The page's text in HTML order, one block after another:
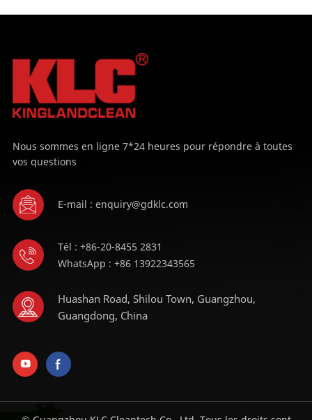
Nous sommes en ligne 7*24 heures pour répondre à toutes
vos questions
E-mail : enquiry@gdklc.com
Tél : +86-20-8455 2831
WhatsApp : +86 13922343565
Huashan Road, Shilou Town, Guangzhou,
Guangdong, China